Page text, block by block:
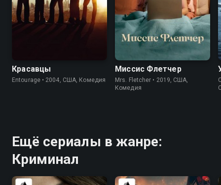
Красавцы
Entourage • 2004, США, Комедия
6.5 7.1
Миссис Флетчер
Mrs. Fletcher • 2019, США,
Комедия
Ещё сериалы в жанре:
Криминал